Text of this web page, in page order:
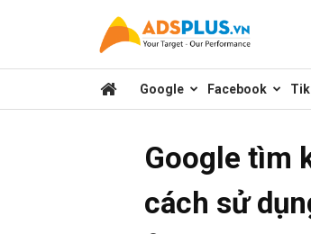
sẻ
Google Facebook
Google tìm
cách sử